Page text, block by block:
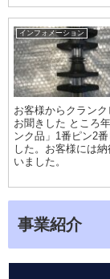
インフォメーション
お客様からクラン
お聞きした ところ
ンク品」1番ピン2
した。お客様には
いました。
事業紹介